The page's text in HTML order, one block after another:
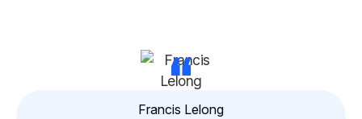
“
Francis Lelong